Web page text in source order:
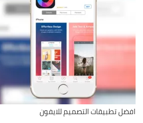
افضل تطبيقات التصميم للايفون